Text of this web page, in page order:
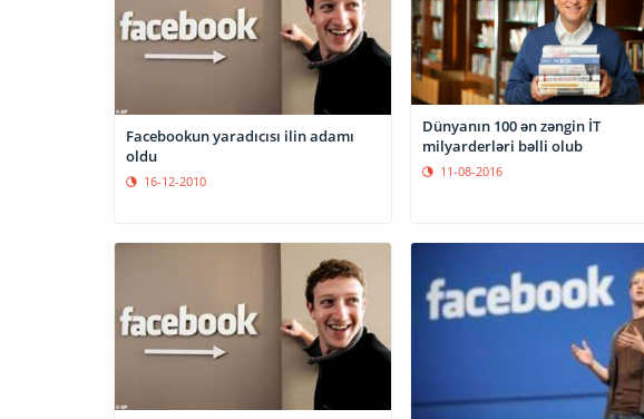
Facebookun yaradıcısı ilin adamı
oldu
16-12-2010
Dünyanın 100 ən zəngin İT
milyarderləri bəlli olub
11-08-2016